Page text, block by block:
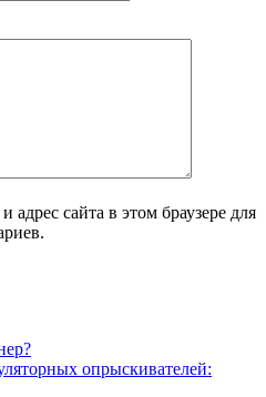
адрес сайта в этом браузере для
опрыскивателей: